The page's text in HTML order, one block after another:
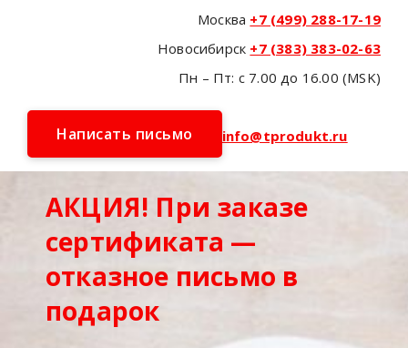
Москва +7 (499) 288-17-19
Новосибирск +7 (383) 383-02-63
Пн – Пт: с 7.00 до 16.00 (MSK)
Написать письмо info@tprodukt.ru
АКЦИЯ! При заказе
сертификата —
отказное письмо в
подарок